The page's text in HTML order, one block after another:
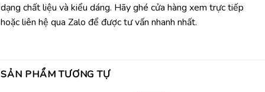
dạng chất liệu và kiểu dáng. Hãy ghé cửa hàng xem trực tiếp
hoặc liên hệ qua Zalo để được tư vấn nhanh nhất.
SẢN PHẨM TƯƠNG TỰ